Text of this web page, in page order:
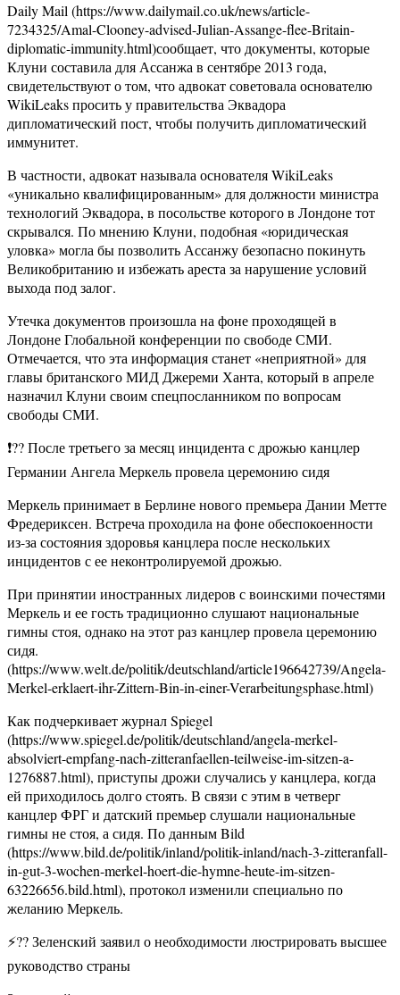
Daily Mail (https://www.dailymail.co.uk/news/article-
7234325/Amal-Clooney-advised-Julian-Assange-flee-Britain-
diplomatic-immunity.html)сообщает, что документы, которые
Клуни составила для Ассанжа в сентябре 2013 года,
свидетельствуют о том, что адвокат советовала основателю
WikiLeaks просить у правительства Эквадора
дипломатический пост, чтобы получить дипломатический
иммунитет.
В частности, адвокат называла основателя WikiLeaks
«уникально квалифицированным» для должности министра
технологий Эквадора, в посольстве которого в Лондоне тот
скрывался. По мнению Клуни, подобная «юридическая
уловка» могла бы позволить Ассанжу безопасно покинуть
Великобританию и избежать ареста за нарушение условий
выхода под залог.
Утечка документов произошла на фоне проходящей в
Лондоне Глобальной конференции по свободе СМИ.
Отмечается, что эта информация станет «неприятной» для
главы британского МИД Джереми Ханта, который в апреле
назначил Клуни своим спецпосланником по вопросам
свободы СМИ.
❗️?? После третьего за месяц инцидента с дрожью канцлер
Германии Ангела Меркель провела церемонию сидя
Меркель принимает в Берлине нового премьера Дании Метте
Фредериксен. Встреча проходила на фоне обеспокоенности
из-за состояния здоровья канцлера после нескольких
инцидентов с ее неконтролируемой дрожью.
При принятии иностранных лидеров с воинскими почестями
Меркель и ее гость традиционно слушают национальные
гимны стоя, однако на этот раз канцлер провела церемонию
сидя.
(https://www.welt.de/politik/deutschland/article196642739/Angela-
Merkel-erklaert-ihr-Zittern-Bin-in-einer-Verarbeitungsphase.html)
Как подчеркивает журнал Spiegel
(https://www.spiegel.de/politik/deutschland/angela-merkel-
absolviert-empfang-nach-zitteranfaellen-teilweise-im-sitzen-a-
1276887.html), приступы дрожи случались у канцлера, когда
ей приходилось долго стоять. В связи с этим в четверг
канцлер ФРГ и датский премьер слушали национальные
гимны не стоя, а сидя. По данным Bild
(https://www.bild.de/politik/inland/politik-inland/nach-3-zitteranfall-
in-gut-3-wochen-merkel-hoert-die-hymne-heute-im-sitzen-
63226656.bild.html), протокол изменили специально по
желанию Меркель.
⚡️?? Зеленский заявил о необходимости люстрировать высшее
руководство страны